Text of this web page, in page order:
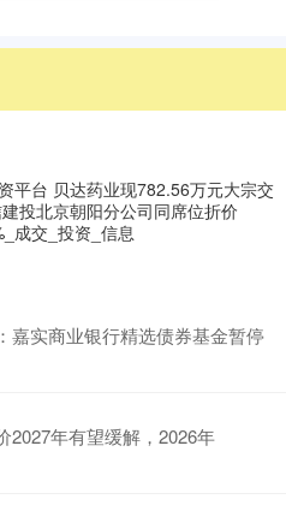
平台 贝达药业现782.56万元大宗交
投北京朝阳分公司同席位折价
成交_投资_信息
嘉实商业银行精选债券基金暂停
2027年有望缓解，2026年